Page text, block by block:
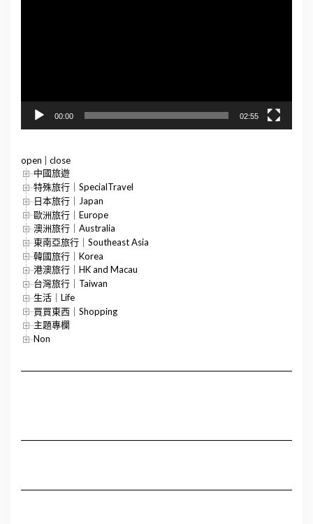
00:00 02:55
open
close
中國旅遊
特殊旅行｜SpecialTravel
日本旅行｜Japan
歐洲旅行｜Europe
澳洲旅行｜Australia
東南亞旅行｜Southeast Asia
韓國旅行｜Korea
港澳旅行｜HK and Macau
台灣旅行｜Taiwan
生活｜Life
買買東西｜Shopping
主題專欄
Non